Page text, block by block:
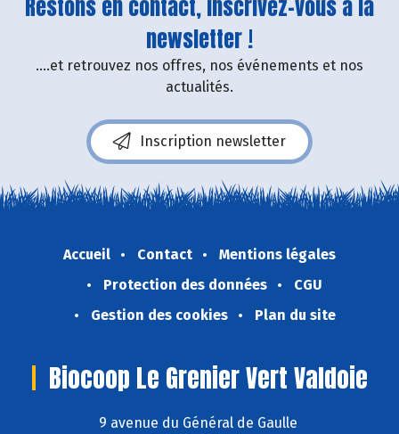
Restons en contact, inscrivez-vous à la
newsletter !
....et retrouvez nos offres, nos événements et nos
actualités.
Inscription newsletter
Accueil Contact
Mentions légales
Protection des données
CGU
Gestion des cookies
Plan du site
Biocoop Le Grenier Vert Valdoie
9 avenue du Général de Gaulle